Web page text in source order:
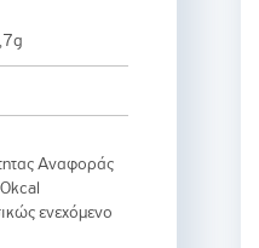
Αναφοράς
ενεχόμενο